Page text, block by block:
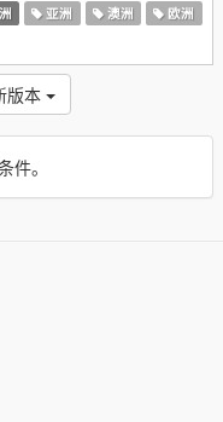
亚洲 澳洲
欧洲
版本
件。